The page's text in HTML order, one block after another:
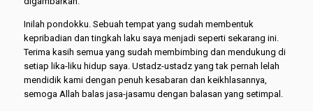
Inilah pondokku. Sebuah tempat yang sudah membentuk
kepribadian dan tingkah laku saya menjadi seperti sekarang ini.
Terima kasih semua yang sudah membimbing dan mendukung di
setiap lika-liku hidup saya. Ustadz-ustadz yang tak pernah lelah
mendidik kami dengan penuh kesabaran dan keikhlasannya,
semoga Allah balas jasa-jasamu dengan balasan yang setimpal.